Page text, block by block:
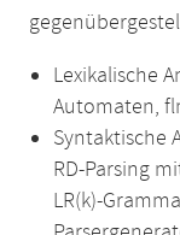
Lexikalische
Automaten,
Syntaktische
RD-Parsing
LR(k)-